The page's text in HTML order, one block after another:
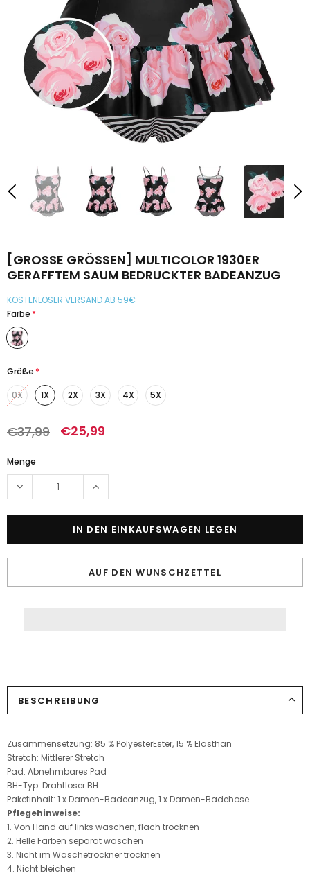
Neu
-41%
50ER TRÄGERLOSES SMOCKKLEID MIT POLKA-DOTS
€43,99 €25,99
€43,99
[GROSSE GRÖSSEN] MULTICOLOR 1930ER GE
RAFFTEM SAUM BEDRUCKTER BADEANZUG
KOSTENLOSER VERSAND AB 59€
Farbe *
Größe *
0X
1X 2X 3X 4X 5X
€37,99 €25,99
Menge
AUF DEN WUNSCHZETTEL
BESCHREIBUNG
Zusammensetzung: 85 % PolyesterEster, 15 % Elasthan
Stretch: Mittlerer Stretch
Pad: Abnehmbares Pad
BH-Typ: Drahtloser BH
Paketinhalt: 1 x Damen-Badeanzug, 1 x Damen-Badehose
Pflegehinweise:
1. Von Hand auf links waschen, flach trocknen
2. Helle Farben separat waschen
3. Nicht im Wäschetrockner trocknen
4. Nicht bleichen